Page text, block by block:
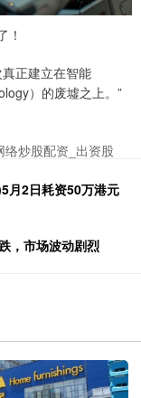
！
正建立在智能
）的废墟之上。”
炒股配资_出资股
月2日耗资50万港元
，市场波动剧烈